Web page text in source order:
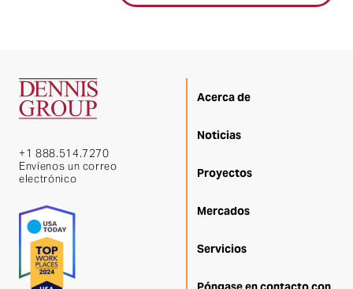
+1 888.514.7270
Envíenos un correo
electrónico
Acerca de
Noticias
Proyectos
Mercados
Servicios